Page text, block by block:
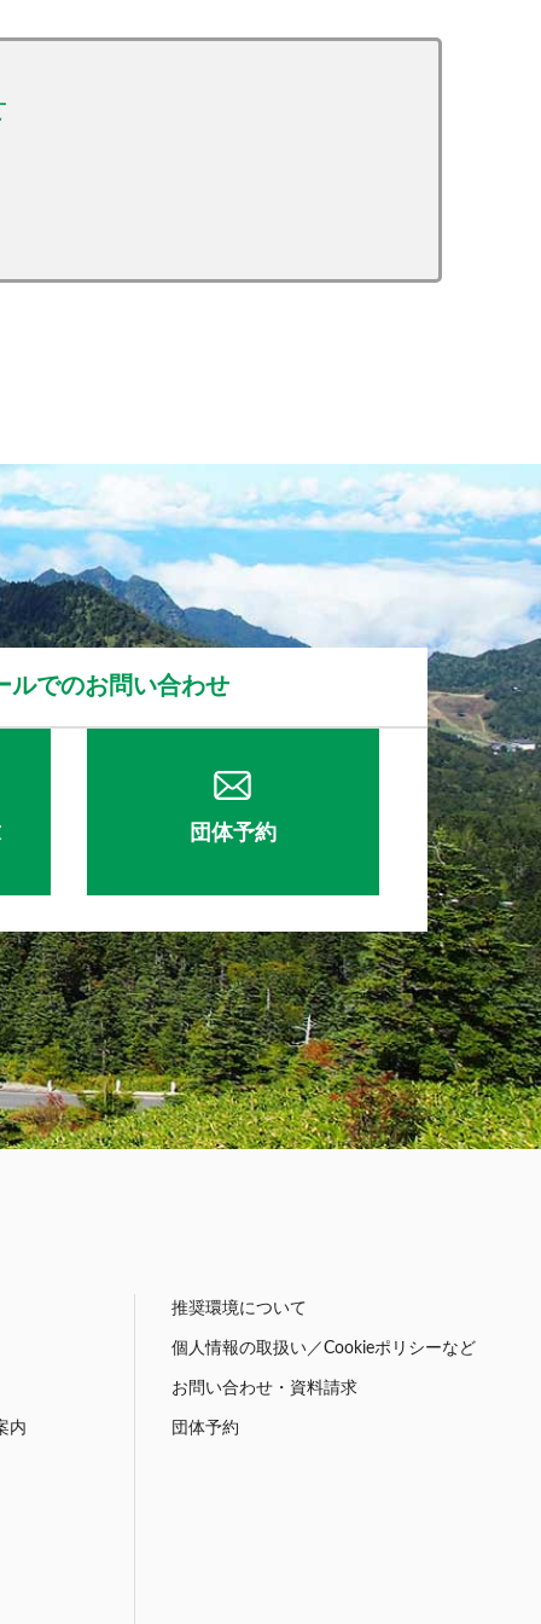
ルでのお問い合わせ
団体予約
内
推奨環境について
個人情報の取扱い／Cookieポリシーなど
お問い合わせ・資料請求
団体予約